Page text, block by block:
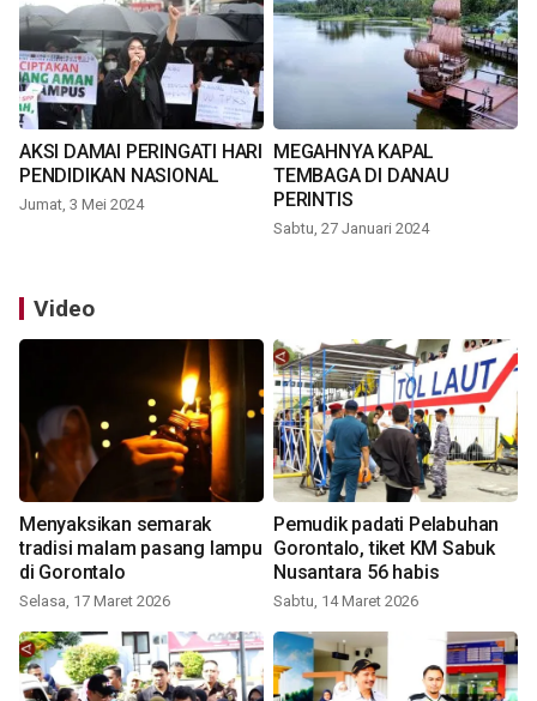
AKSI DAMAI PERINGATI HARI
PENDIDIKAN NASIONAL
Jumat, 3 Mei 2024
MEGAHNYA KAPAL
TEMBAGA DI DANAU
PERINTIS
Sabtu, 27 Januari 2024
Video
Menyaksikan semarak
tradisi malam pasang lampu
di Gorontalo
Selasa, 17 Maret 2026
Pemudik padati Pelabuhan
Gorontalo, tiket KM Sabuk
Nusantara 56 habis
Sabtu, 14 Maret 2026